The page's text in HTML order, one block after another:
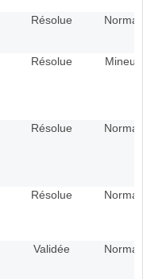
Résolue Normal
Résolue Mineur
Résolue Normal
Résolue Normal
Validée Normal